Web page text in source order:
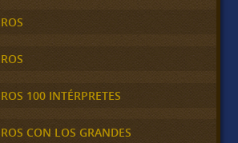
100 INTÉRPRETES
CON LOS GRANDES